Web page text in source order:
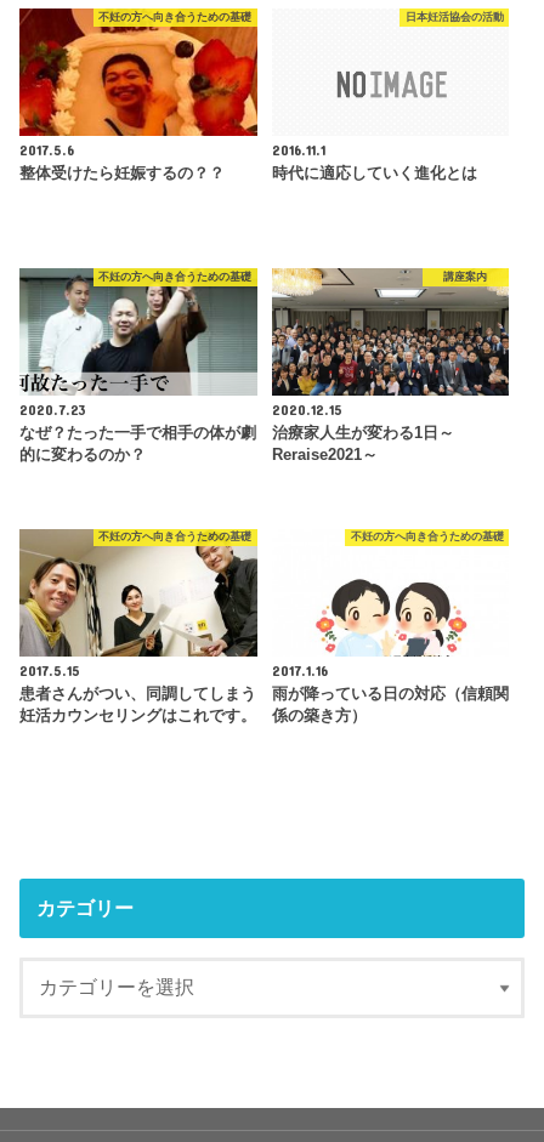
不妊の方へ向き合うための基礎
2017.5.6
整体受けたら妊娠するの？？
日本妊活協会の活動
2016.11.1
時代に適応していく進化とは
不妊の方へ向き合うための基礎
2020.7.23
なぜ？たった一手で相手の体が劇
的に変わるのか？
講座案内
2020.12.15
治療家人生が変わる1日～
Reraise2021～
不妊の方へ向き合うための基礎
2017.5.15
患者さんがつい、同調してしまう
妊活カウンセリングはこれです。
不妊の方へ向き合うための基礎
2017.1.16
雨が降っている日の対応（信頼関
係の築き方）
カテゴリー